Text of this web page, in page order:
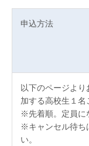
申込方法
以下のページよ
加する高校生１名
※先着順。定員に
※キャンセル待ち
い。